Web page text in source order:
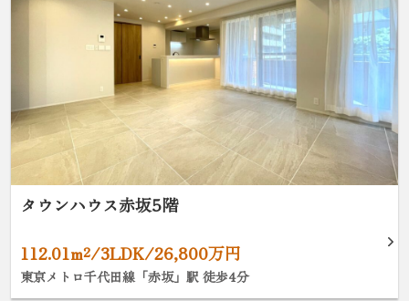
タウンハウス赤坂5階
112.01m²/3LDK/26,800万円
東京メトロ千代田線「赤坂」駅 徒歩4分